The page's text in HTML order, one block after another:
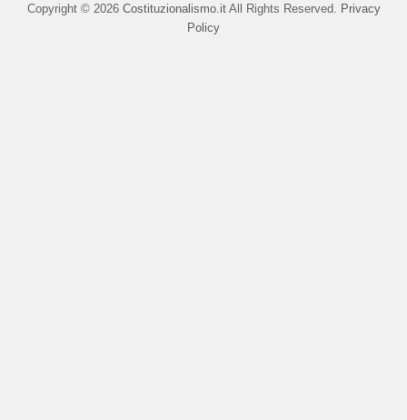
Copyright © 2026 Costituzionalismo.itAll Rights Reserved. Privacy
Policy